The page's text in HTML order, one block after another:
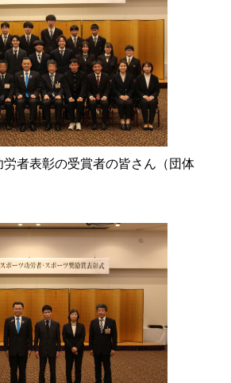
労者表彰の受賞者の皆さん（団体